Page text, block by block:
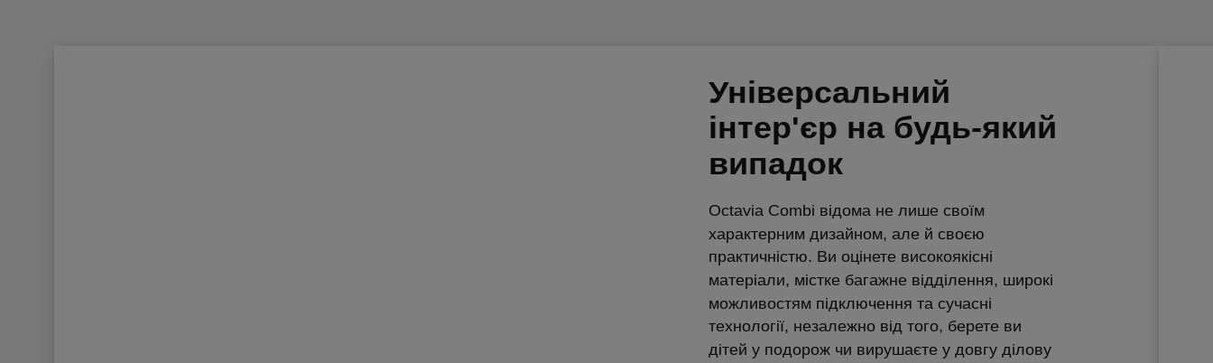
Універсальний
інтер'єр на будь-який
випадок
Octavia Combi відома не лише своїм
характерним дизайном, але й своєю
практичністю. Ви оцінете високоякісні
матеріали, містке багажне відділення, широкі
можливостям підключення та сучасні
технології, незалежно від того, берете ви
дітей у подорож чи вирушаєте у довгу ділову